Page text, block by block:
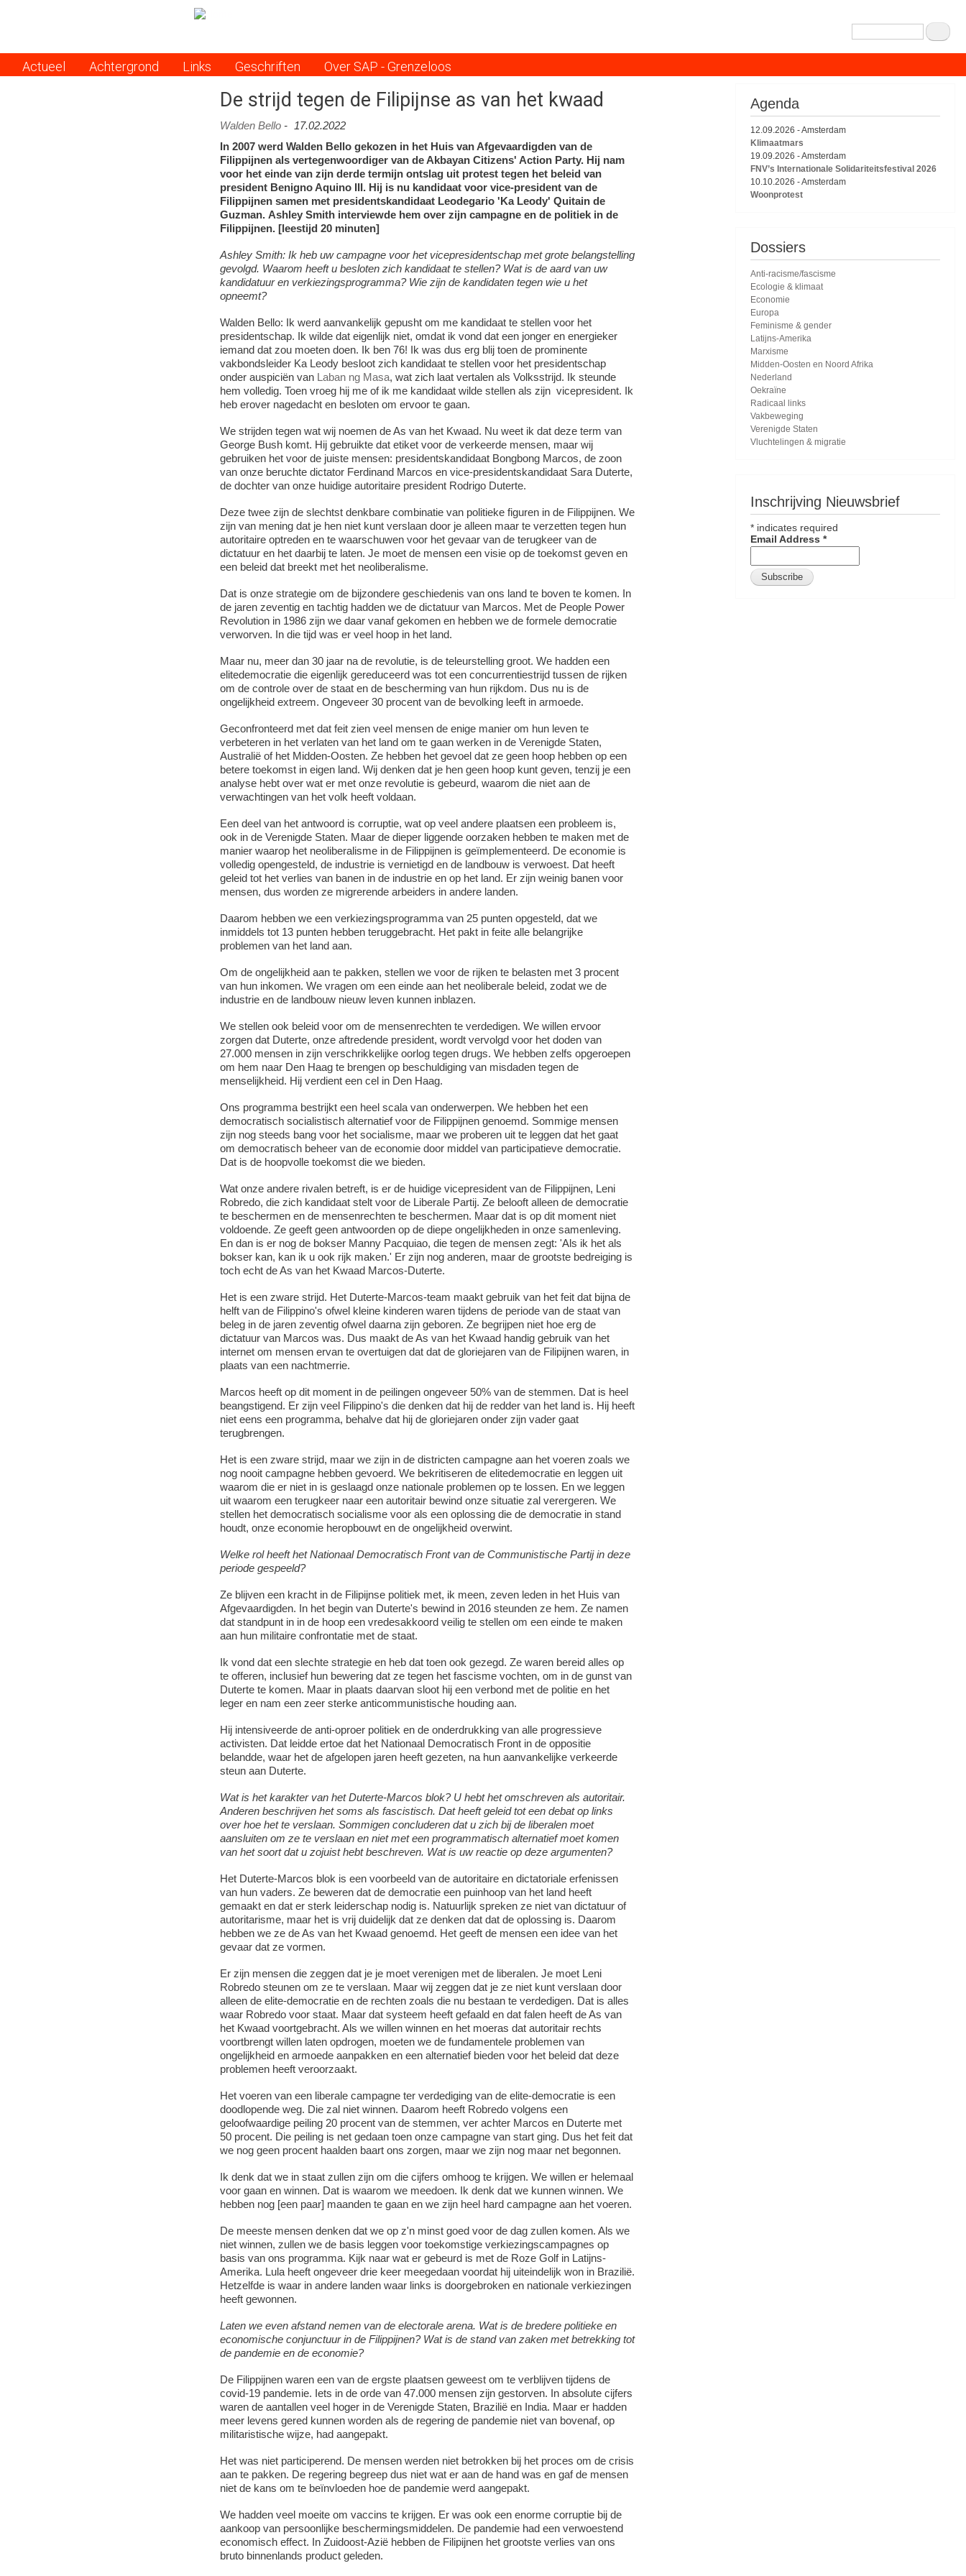
de
Zoeken
MenuActueel Achtergrond Links Geschriften Over SAP - Grenzeloos
De strijd tegen de Filipijnse as van het kwaad
Walden Bello- 17.02.2022
In 2007 werd Walden Bello gekozen in het Huis van Afgevaardigden van de
Filippijnen als vertegenwoordiger van de Akbayan Citizens' Action Party. Hij nam
voor het einde van zijn derde termijn ontslag uit protest tegen het beleid van
president Benigno Aquino III. Hij is nu kandidaat voor vice-president van de
Filippijnen samen met presidentskandidaat Leodegario 'Ka Leody' Quitain de
Guzman. Ashley Smith interviewde hem over zijn campagne en de politiek in de
Filippijnen. [leestijd 20 minuten]
Ashley Smith: Ik heb uw campagne voor het vicepresidentschap met grote belangstelling
gevolgd. Waarom heeft u besloten zich kandidaat te stellen? Wat is de aard van uw
kandidatuur en verkiezingsprogramma? Wie zijn de kandidaten tegen wie u het
opneemt?
Walden Bello: Ik werd aanvankelijk gepusht om me kandidaat te stellen voor het
presidentschap. Ik wilde dat eigenlijk niet, omdat ik vond dat een jonger en energieker
iemand dat zou moeten doen. Ik ben 76! Ik was dus erg blij toen de prominente
vakbondsleider Ka Leody besloot zich kandidaat te stellen voor het presidentschap
onder auspiciën van Laban ng Masa, wat zich laat vertalen als Volksstrijd. Ik steunde
hem volledig. Toen vroeg hij me of ik me kandidaat wilde stellen als zijn vicepresident. Ik
heb erover nagedacht en besloten om ervoor te gaan.
We strijden tegen wat wij noemen de As van het Kwaad. Nu weet ik dat deze term van
George Bush komt. Hij gebruikte dat etiket voor de verkeerde mensen, maar wij
gebruiken het voor de juiste mensen: presidentskandidaat Bongbong Marcos, de zoon
van onze beruchte dictator Ferdinand Marcos en vice-presidentskandidaat Sara Duterte,
de dochter van onze huidige autoritaire president Rodrigo Duterte.
Deze twee zijn de slechtst denkbare combinatie van politieke figuren in de Filippijnen. We
zijn van mening dat je hen niet kunt verslaan door je alleen maar te verzetten tegen hun
autoritaire optreden en te waarschuwen voor het gevaar van de terugkeer van de
dictatuur en het daarbij te laten. Je moet de mensen een visie op de toekomst geven en
een beleid dat breekt met het neoliberalisme.
Dat is onze strategie om de bijzondere geschiedenis van ons land te boven te komen. In
de jaren zeventig en tachtig hadden we de dictatuur van Marcos. Met de People Power
Revolution in 1986 zijn we daar vanaf gekomen en hebben we de formele democratie
verworven. In die tijd was er veel hoop in het land.
Maar nu, meer dan 30 jaar na de revolutie, is de teleurstelling groot. We hadden een
elitedemocratie die eigenlijk gereduceerd was tot een concurrentiestrijd tussen de rijken
om de controle over de staat en de bescherming van hun rijkdom. Dus nu is de
ongelijkheid extreem. Ongeveer 30 procent van de bevolking leeft in armoede.
Geconfronteerd met dat feit zien veel mensen de enige manier om hun leven te
verbeteren in het verlaten van het land om te gaan werken in de Verenigde Staten,
Australië of het Midden-Oosten. Ze hebben het gevoel dat ze geen hoop hebben op een
betere toekomst in eigen land. Wij denken dat je hen geen hoop kunt geven, tenzij je een
analyse hebt over wat er met onze revolutie is gebeurd, waarom die niet aan de
verwachtingen van het volk heeft voldaan.
Een deel van het antwoord is corruptie, wat op veel andere plaatsen een probleem is,
ook in de Verenigde Staten. Maar de dieper liggende oorzaken hebben te maken met de
manier waarop het neoliberalisme in de Filippijnen is geïmplementeerd. De economie is
volledig opengesteld, de industrie is vernietigd en de landbouw is verwoest. Dat heeft
geleid tot het verlies van banen in de industrie en op het land. Er zijn weinig banen voor
mensen, dus worden ze migrerende arbeiders in andere landen.
Daarom hebben we een verkiezingsprogramma van 25 punten opgesteld, dat we
inmiddels tot 13 punten hebben teruggebracht. Het pakt in feite alle belangrijke
problemen van het land aan.
Om de ongelijkheid aan te pakken, stellen we voor de rijken te belasten met 3 procent
van hun inkomen. We vragen om een einde aan het neoliberale beleid, zodat we de
industrie en de landbouw nieuw leven kunnen inblazen.
We stellen ook beleid voor om de mensenrechten te verdedigen. We willen ervoor
zorgen dat Duterte, onze aftredende president, wordt vervolgd voor het doden van
27.000 mensen in zijn verschrikkelijke oorlog tegen drugs. We hebben zelfs opgeroepen
om hem naar Den Haag te brengen op beschuldiging van misdaden tegen de
menselijkheid. Hij verdient een cel in Den Haag.
Ons programma bestrijkt een heel scala van onderwerpen. We hebben het een
democratisch socialistisch alternatief voor de Filippijnen genoemd. Sommige mensen
zijn nog steeds bang voor het socialisme, maar we proberen uit te leggen dat het gaat
om democratisch beheer van de economie door middel van participatieve democratie.
Dat is de hoopvolle toekomst die we bieden.
Wat onze andere rivalen betreft, is er de huidige vicepresident van de Filippijnen, Leni
Robredo, die zich kandidaat stelt voor de Liberale Partij. Ze belooft alleen de democratie
te beschermen en de mensenrechten te beschermen. Maar dat is op dit moment niet
voldoende. Ze geeft geen antwoorden op de diepe ongelijkheden in onze samenleving.
En dan is er nog de bokser Manny Pacquiao, die tegen de mensen zegt: 'Als ik het als
bokser kan, kan ik u ook rijk maken.' Er zijn nog anderen, maar de grootste bedreiging is
toch echt de As van het Kwaad Marcos-Duterte.
Het is een zware strijd. Het Duterte-Marcos-team maakt gebruik van het feit dat bijna de
helft van de Filippino's ofwel kleine kinderen waren tijdens de periode van de staat van
beleg in de jaren zeventig ofwel daarna zijn geboren. Ze begrijpen niet hoe erg de
dictatuur van Marcos was. Dus maakt de As van het Kwaad handig gebruik van het
internet om mensen ervan te overtuigen dat dat de gloriejaren van de Filipijnen waren, in
plaats van een nachtmerrie.
Marcos heeft op dit moment in de peilingen ongeveer 50% van de stemmen. Dat is heel
beangstigend. Er zijn veel Filippino's die denken dat hij de redder van het land is. Hij heeft
niet eens een programma, behalve dat hij de gloriejaren onder zijn vader gaat
terugbrengen.
Het is een zware strijd, maar we zijn in de districten campagne aan het voeren zoals we
nog nooit campagne hebben gevoerd. We bekritiseren de elitedemocratie en leggen uit
waarom die er niet in is geslaagd onze nationale problemen op te lossen. En we leggen
uit waarom een terugkeer naar een autoritair bewind onze situatie zal verergeren. We
stellen het democratisch socialisme voor als een oplossing die de democratie in stand
houdt, onze economie heropbouwt en de ongelijkheid overwint.
Welke rol heeft het Nationaal Democratisch Front van de Communistische Partij in deze
periode gespeeld?
Ze blijven een kracht in de Filipijnse politiek met, ik meen, zeven leden in het Huis van
Afgevaardigden. In het begin van Duterte's bewind in 2016 steunden ze hem. Ze namen
dat standpunt in in de hoop een vredesakkoord veilig te stellen om een einde te maken
aan hun militaire confrontatie met de staat.
Ik vond dat een slechte strategie en heb dat toen ook gezegd. Ze waren bereid alles op
te offeren, inclusief hun bewering dat ze tegen het fascisme vochten, om in de gunst van
Duterte te komen. Maar in plaats daarvan sloot hij een verbond met de politie en het
leger en nam een zeer sterke anticommunistische houding aan.
Hij intensiveerde de anti-oproer politiek en de onderdrukking van alle progressieve
activisten. Dat leidde ertoe dat het Nationaal Democratisch Front in de oppositie
belandde, waar het de afgelopen jaren heeft gezeten, na hun aanvankelijke verkeerde
steun aan Duterte.
Wat is het karakter van het Duterte-Marcos blok? U hebt het omschreven als autoritair.
Anderen beschrijven het soms als fascistisch. Dat heeft geleid tot een debat op links
over hoe het te verslaan. Sommigen concluderen dat u zich bij de liberalen moet
aansluiten om ze te verslaan en niet met een programmatisch alternatief moet komen
van het soort dat u zojuist hebt beschreven. Wat is uw reactie op deze argumenten?
Het Duterte-Marcos blok is een voorbeeld van de autoritaire en dictatoriale erfenissen
van hun vaders. Ze beweren dat de democratie een puinhoop van het land heeft
gemaakt en dat er sterk leiderschap nodig is. Natuurlijk spreken ze niet van dictatuur of
autoritarisme, maar het is vrij duidelijk dat ze denken dat dat de oplossing is. Daarom
hebben we ze de As van het Kwaad genoemd. Het geeft de mensen een idee van het
gevaar dat ze vormen.
Er zijn mensen die zeggen dat je je moet verenigen met de liberalen. Je moet Leni
Robredo steunen om ze te verslaan. Maar wij zeggen dat je ze niet kunt verslaan door
alleen de elite-democratie en de rechten zoals die nu bestaan te verdedigen. Dat is alles
waar Robredo voor staat. Maar dat systeem heeft gefaald en dat falen heeft de As van
het Kwaad voortgebracht. Als we willen winnen en het moeras dat autoritair rechts
voortbrengt willen laten opdrogen, moeten we de fundamentele problemen van
ongelijkheid en armoede aanpakken en een alternatief bieden voor het beleid dat deze
problemen heeft veroorzaakt.
Het voeren van een liberale campagne ter verdediging van de elite-democratie is een
doodlopende weg. Die zal niet winnen. Daarom heeft Robredo volgens een
geloofwaardige peiling 20 procent van de stemmen, ver achter Marcos en Duterte met
50 procent. Die peiling is net gedaan toen onze campagne van start ging. Dus het feit dat
we nog geen procent haalden baart ons zorgen, maar we zijn nog maar net begonnen.
Ik denk dat we in staat zullen zijn om die cijfers omhoog te krijgen. We willen er helemaal
voor gaan en winnen. Dat is waarom we meedoen. Ik denk dat we kunnen winnen. We
hebben nog [een paar] maanden te gaan en we zijn heel hard campagne aan het voeren.
De meeste mensen denken dat we op z'n minst goed voor de dag zullen komen. Als we
niet winnen, zullen we de basis leggen voor toekomstige verkiezingscampagnes op
basis van ons programma. Kijk naar wat er gebeurd is met de Roze Golf in Latijns-
Amerika. Lula heeft ongeveer drie keer meegedaan voordat hij uiteindelijk won in Brazilië.
Hetzelfde is waar in andere landen waar links is doorgebroken en nationale verkiezingen
heeft gewonnen.
Laten we even afstand nemen van de electorale arena. Wat is de bredere politieke en
economische conjunctuur in de Filippijnen? Wat is de stand van zaken met betrekking tot
de pandemie en de economie?
De Filippijnen waren een van de ergste plaatsen geweest om te verblijven tijdens de
covid-19 pandemie. Iets in de orde van 47.000 mensen zijn gestorven. In absolute cijfers
waren de aantallen veel hoger in de Verenigde Staten, Brazilië en India. Maar er hadden
meer levens gered kunnen worden als de regering de pandemie niet van bovenaf, op
militaristische wijze, had aangepakt.
Het was niet participerend. De mensen werden niet betrokken bij het proces om de crisis
aan te pakken. De regering begreep dus niet wat er aan de hand was en gaf de mensen
niet de kans om te beïnvloeden hoe de pandemie werd aangepakt.
We hadden veel moeite om vaccins te krijgen. Er was ook een enorme corruptie bij de
aankoop van persoonlijke beschermingsmiddelen. De pandemie had een verwoestend
economisch effect. In Zuidoost-Azië hebben de Filipijnen het grootste verlies van ons
bruto binnenlands product geleden.
Agenda
12.09.2026 -Amsterdam
Klimaatmars
19.09.2026 -Amsterdam
FNV’s Internationale Solidariteitsfestival 2026
10.10.2026 -Amsterdam
Woonprotest
Dossiers
Anti-racisme/fascisme
Ecologie & klimaat
Economie
Europa
Feminisme & gender
Latijns-Amerika
Marxisme
Midden-Oosten en Noord Afrika
Nederland
Oekraïne
Radicaal links
Vakbeweging
Verenigde Staten
Vluchtelingen & migratie
Inschrijving Nieuwsbrief
* indicates required
Email Address *